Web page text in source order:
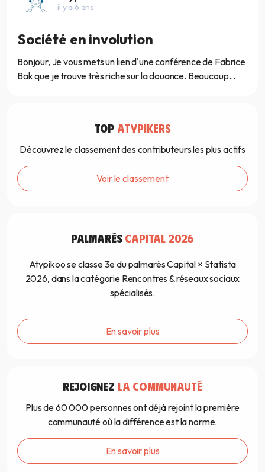
il y a 6 ans
Société en involution
Bonjour, Je vous mets un lien d'une conférence de Fabrice
Bak que je trouve très riche sur la douance. Beaucoup...
TOP ATYPIKERS
Découvrez le classement des contributeurs les plus actifs
Voir le classement
PALMARÈS CAPITAL 2026
Atypikoo se classe 3e du palmarès Capital × Statista
2026, dans la catégorie Rencontres & réseaux sociaux
spécialisés.
En savoir plus
REJOIGNEZ LA COMMUNAUTÉ
Plus de 60 000 personnes ont déjà rejoint la première
communauté où la différence est la norme.
En savoir plus